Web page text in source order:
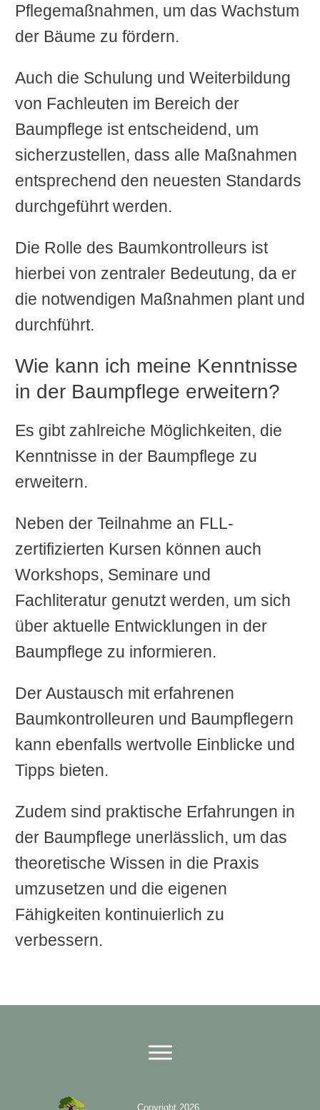
Pflegemaßnahmen, um das Wachstum
der Bäume zu fördern.
Auch die Schulung und Weiterbildung
von Fachleuten im Bereich der
Baumpflege ist entscheidend, um
sicherzustellen, dass alle Maßnahmen
entsprechend den neuesten Standards
durchgeführt werden.
Die Rolle des Baumkontrolleurs ist
hierbei von zentraler Bedeutung, da er
die notwendigen Maßnahmen plant und
durchführt.
Wie kann ich meine Kenntnisse
in der Baumpflege erweitern?
Es gibt zahlreiche Möglichkeiten, die
Kenntnisse in der Baumpflege zu
erweitern.
Neben der Teilnahme an FLL-
zertifizierten Kursen können auch
Workshops, Seminare und
Fachliteratur genutzt werden, um sich
über aktuelle Entwicklungen in der
Baumpflege zu informieren.
Der Austausch mit erfahrenen
Baumkontrolleuren und Baumpflegern
kann ebenfalls wertvolle Einblicke und
Tipps bieten.
Zudem sind praktische Erfahrungen in
der Baumpflege unerlässlich, um das
theoretische Wissen in die Praxis
umzusetzen und die eigenen
Fähigkeiten kontinuierlich zu
verbessern.
Copyright 2026